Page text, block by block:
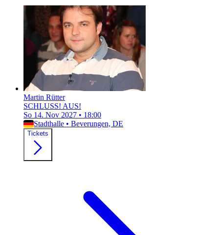
Martin Rütter
SCHLUSS! AUS!
So 14. Nov 2027 • 18:00
Stadthalle • Beverungen, DE
Tickets